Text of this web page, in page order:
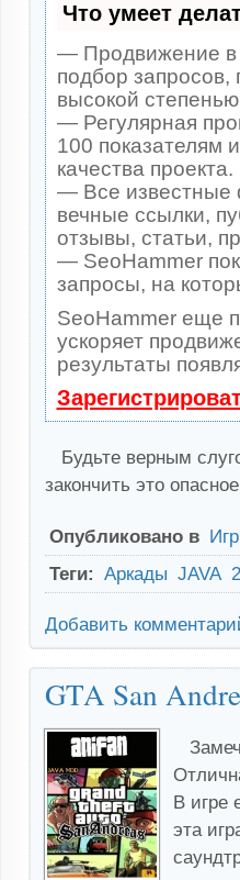
Что умеет
— Продвижение в
подбор запросов,
высокой
— Регулярная
100 показателям
качества проекта.
— Все известные
вечные ссылки,
отзывы, статьи,
— SeoHammer
запросы, на
SeoHammer еще
ускоряет
результаты
Будьте верным
закончить это
Опубликовано в
Теги: Аркады JAVA
Добавить
GTA San
В игре
эта